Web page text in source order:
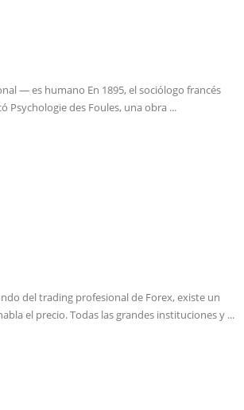
— es humano En 1895, el sociólogo francés
Psychologie des Foules, una obra ...
del trading profesional de Forex, existe un
el precio. Todas las grandes instituciones y ...